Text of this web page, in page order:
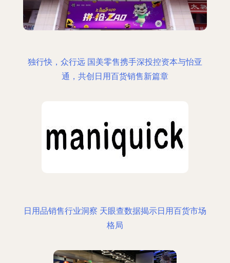
独行快，众行远 国美零售携手深投控资本与怡亚
通，共创日用百货销售新篇章
日用品销售行业洞察 天眼查数据揭示日用百货市场
格局